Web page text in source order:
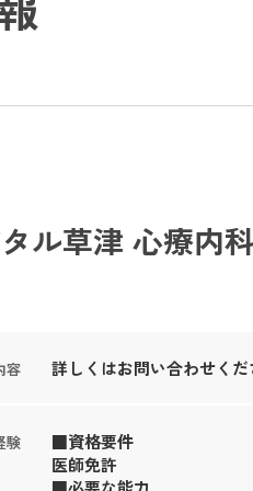
ル草津 心療内
容 詳しくはお問い合わせくだ
験
■資格要件
医師免許